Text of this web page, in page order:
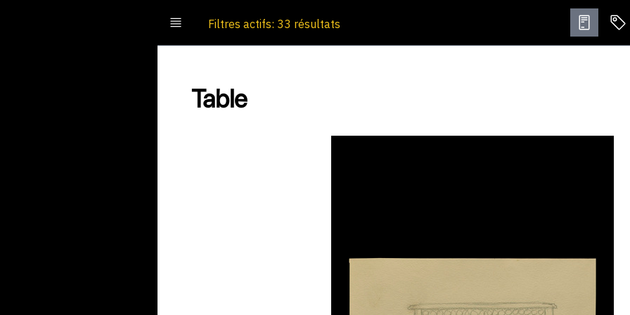
Filtres actifs: 33 résultats
Table